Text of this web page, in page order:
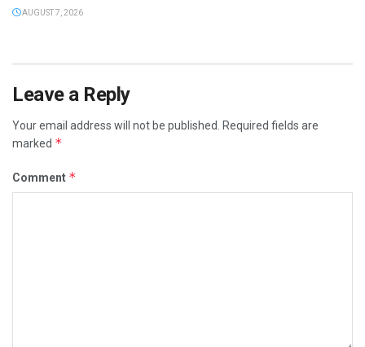
AUGUST 7, 2026
Leave a Reply
Your email address will not be published. Required fields are
marked *
Comment *